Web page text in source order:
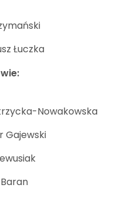
Łuczka
Nowakowska
Gajewski